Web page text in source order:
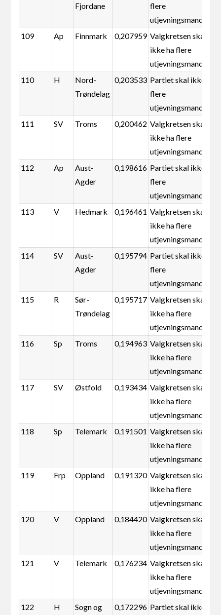
Fjordane
flere
utjevningsmandater
109
Ap Finnmark 0,207959 Valgkretsen skal
ikke ha flere
utjevningsmandater
110
H
Nord-
Trøndelag
0,203533 Partiet skal ikke ha
flere
utjevningsmandater
111
SV Troms 0,200462 Valgkretsen skal
ikke ha flere
utjevningsmandater
112
Ap
Aust-
Agder
0,198616 Partiet skal ikke ha
flere
utjevningsmandater
113
V Hedmark 0,196461 Valgkretsen skal
ikke ha flere
utjevningsmandater
114
SV
Aust-
Agder
0,195794 Partiet skal ikke ha
flere
utjevningsmandater
115
R
Sør-
Trøndelag
0,195717 Valgkretsen skal
ikke ha flere
utjevningsmandater
116
Sp Troms 0,194963 Valgkretsen skal
ikke ha flere
utjevningsmandater
117
SV Østfold 0,193434 Valgkretsen skal
ikke ha flere
utjevningsmandater
118
Sp Telemark 0,191501 Valgkretsen skal
ikke ha flere
utjevningsmandater
119
Frp Oppland 0,191320 Valgkretsen skal
ikke ha flere
utjevningsmandater
120
V Oppland 0,184420 Valgkretsen skal
ikke ha flere
utjevningsmandater
121
V Telemark 0,176234 Valgkretsen skal
ikke ha flere
utjevningsmandater
122
H
Sogn og
0,172296 Partiet skal ikke ha